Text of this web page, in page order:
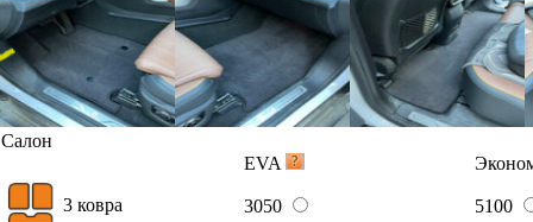
Салон
EVA
3 ковра 3050
5100